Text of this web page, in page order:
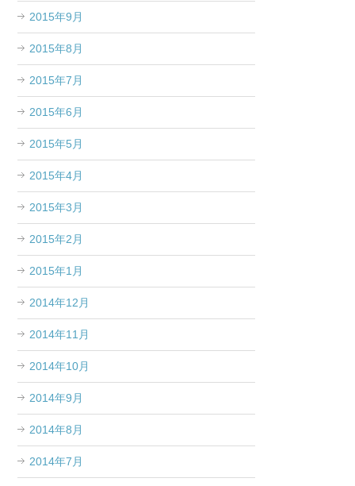
2015年9月
2015年8月
2015年7月
2015年6月
2015年5月
2015年4月
2015年3月
2015年2月
2015年1月
2014年12月
2014年11月
2014年10月
2014年9月
2014年8月
2014年7月